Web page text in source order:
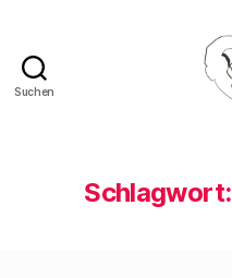
Suchen
Schlagwort: